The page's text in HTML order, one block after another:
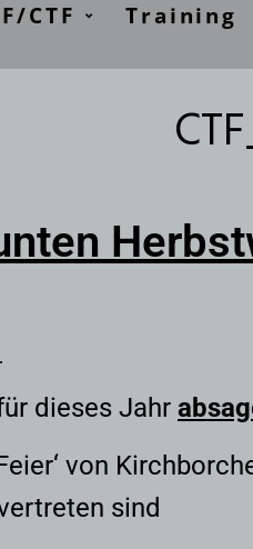
CTF Training
dieses Jahr
von
sind